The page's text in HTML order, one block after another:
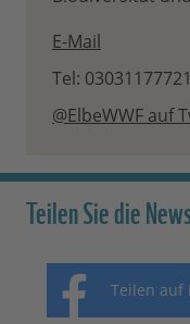
E-Mail
Tel:
@ElbeWWF auf
Teilen Sie die
Teilen auf